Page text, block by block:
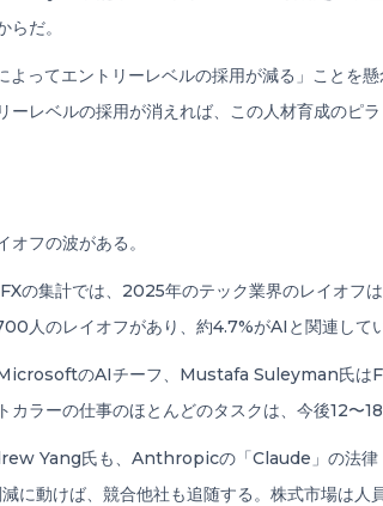
だ。
ってエントリーレベルの採用が減る」ことを
ーレベルの採用が消えれば、この人材育成の
フの波がある。
の集計では、2025年のテック業界のレイオ
人のレイオフがあり、約4.7%がAIと関連してい
のAIチーフ、Mustafa Suleyman氏
ラーの仕事のほとんどのタスクは、今後12〜
Yang氏も、Anthropicの「Claude」の法律
に動けば、競合他社も追随する。株式市場は